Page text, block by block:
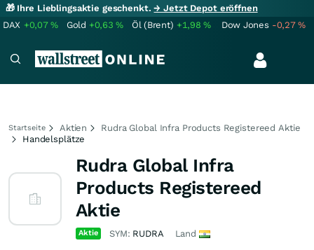
🎁 Ihre Lieblingsaktie geschenkt.→ Jetzt Depot eröffnen
DAX +0,07% Gold +0,63% Öl (Brent) +1,98% Dow Jones -0,27%
Startseite Aktien
Rudra Global Infra Products Registereed Aktie
Handelsplätze
Rudra Global Infra
Products Registereed
Aktie
Aktie SYM: RUDRA Land